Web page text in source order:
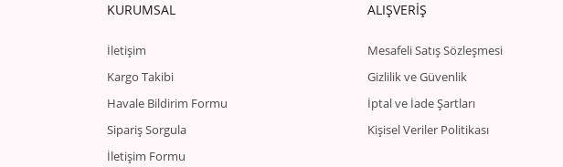
KURUMSAL
İletişim
Kargo Takibi
Havale Bildirim Formu
Sipariş Sorgula
İletişim Formu
ALIŞVERİŞ
Mesafeli Satış Sözleşmesi
Gizlilik ve Güvenlik
İptal ve İade Şartları
Kişisel Veriler Politikası